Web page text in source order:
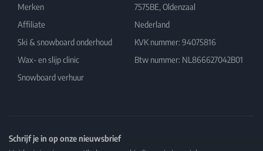
Merken
Affiliate
Ski & snowboard onderhoud
Wax- en slijp clinic
Snowboard verhuur
7575BE, Oldenzaal
Nederland
KVK nummer: 94075816
Btw nummer: NL866627042B01
Schrijf je in op onze nieuwsbrief